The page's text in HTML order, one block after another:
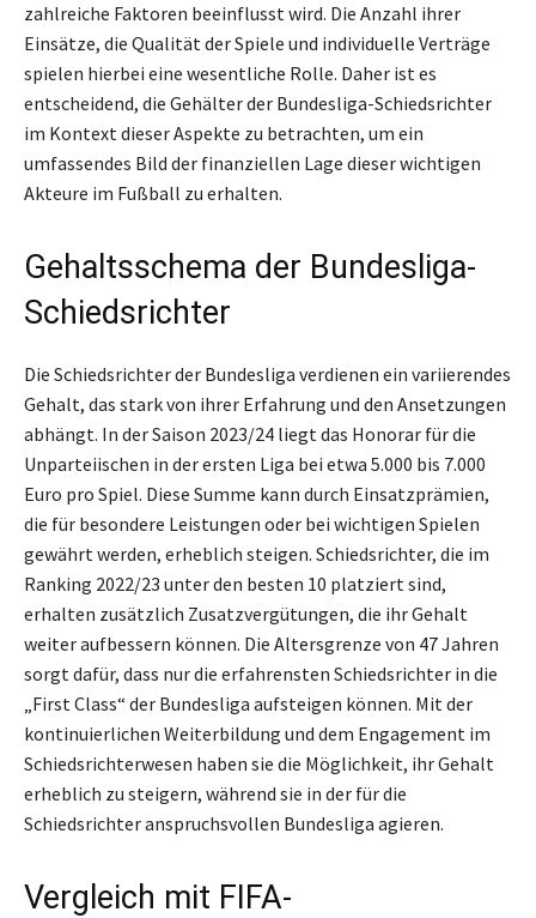
zahlreiche Faktoren beeinflusst wird. Die Anzahl ihrer
Einsätze, die Qualität der Spiele und individuelle Verträge
spielen hierbei eine wesentliche Rolle. Daher ist es
entscheidend, die Gehälter der Bundesliga-Schiedsrichter
im Kontext dieser Aspekte zu betrachten, um ein
umfassendes Bild der finanziellen Lage dieser wichtigen
Akteure im Fußball zu erhalten.
Gehaltsschema der Bundesliga-
Schiedsrichter
Die Schiedsrichter der Bundesliga verdienen ein variierendes
Gehalt, das stark von ihrer Erfahrung und den Ansetzungen
abhängt. In der Saison 2023/24 liegt das Honorar für die
Unparteiischen in der ersten Liga bei etwa 5.000 bis 7.000
Euro pro Spiel. Diese Summe kann durch Einsatzprämien,
die für besondere Leistungen oder bei wichtigen Spielen
gewährt werden, erheblich steigen. Schiedsrichter, die im
Ranking 2022/23 unter den besten 10 platziert sind,
erhalten zusätzlich Zusatzvergütungen, die ihr Gehalt
weiter aufbessern können. Die Altersgrenze von 47 Jahren
sorgt dafür, dass nur die erfahrensten Schiedsrichter in die
„First Class“ der Bundesliga aufsteigen können. Mit der
kontinuierlichen Weiterbildung und dem Engagement im
Schiedsrichterwesen haben sie die Möglichkeit, ihr Gehalt
erheblich zu steigern, während sie in der für die
Schiedsrichter anspruchsvollen Bundesliga agieren.
Vergleich mit FIFA-